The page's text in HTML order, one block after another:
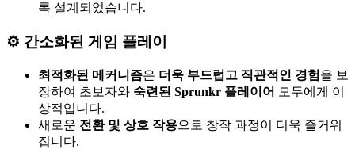
록 설계되었습니다.
⚙️ 간소화된 게임 플레이
최적화된 메커니즘은 더욱 부드럽고 직관적인 경험 을 보
장하여 초보자와 숙련된 Sprunkr 플레이어 모두에게 이
상적입니다.
새로운 전환 및 상호 작용으로 창작 과정이 더욱 즐거워
집니다.